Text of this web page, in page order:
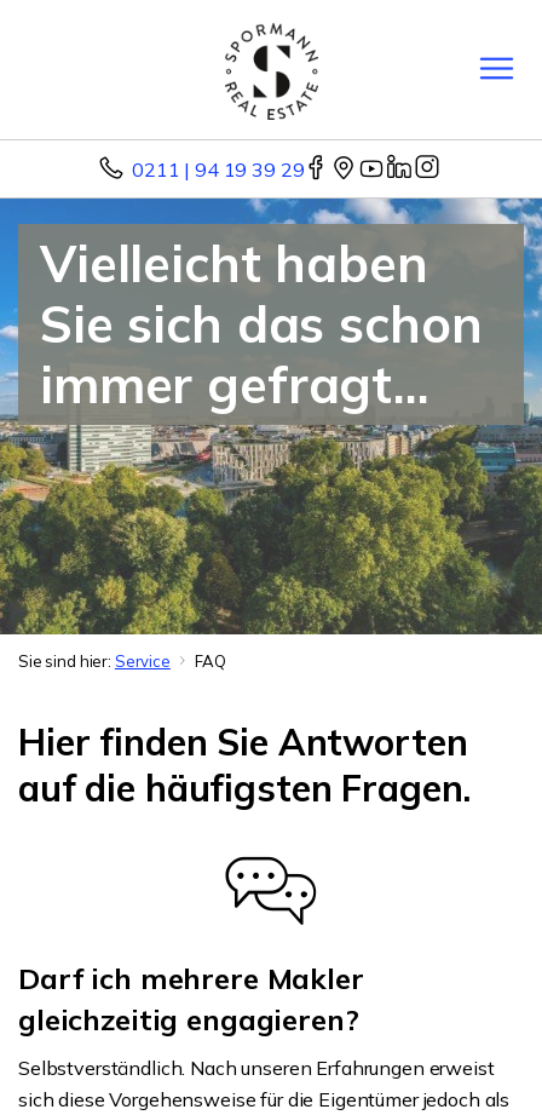
0211 | 94 19 39 29
Vielleicht haben
Sie sich das schon
immer gefragt...
Sie sind hier: Service FAQ
Hier finden Sie Antworten
auf die häufigsten Fragen.
Darf ich mehrere Makler
gleichzeitig engagieren?
Selbstverständlich. Nach unseren Erfahrungen erweist
sich diese Vorgehensweise für die Eigentümer jedoch als